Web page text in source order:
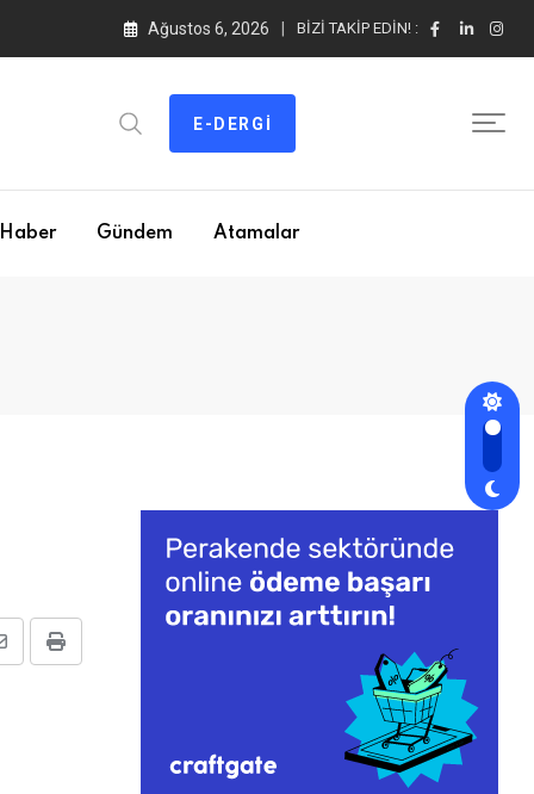
Ağustos 6, 2026 BIZI TAKIP EDIN! :
E-DERGI
Haber Gündem Atamalar
Print